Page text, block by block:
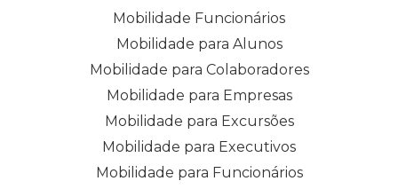
Mobilidade Funcionários
Mobilidade para Alunos
Mobilidade para Colaboradores
Mobilidade para Empresas
Mobilidade para Excursões
Mobilidade para Executivos
Mobilidade para Funcionários